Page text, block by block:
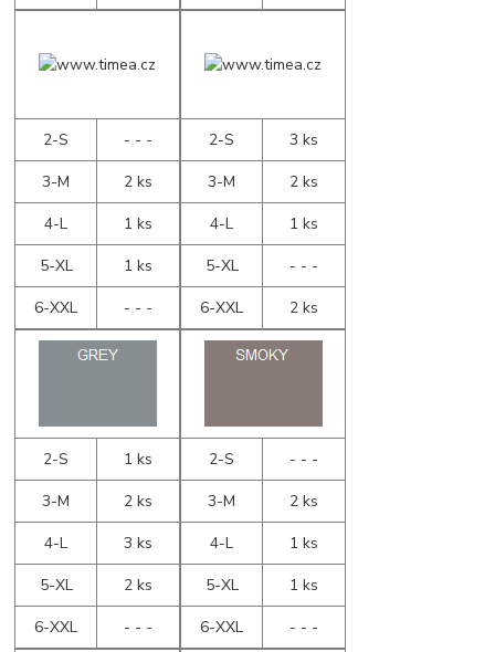
2-S
- - -
3-M
2 ks
4-L
1 ks
5-XL
1 ks
6-XXL
- - -
2-S
3 ks
3-M
2 ks
4-L
1 ks
5-XL
- - -
6-XXL
2 ks
2-S
1 ks
3-M
2 ks
4-L
3 ks
5-XL
2 ks
6-XXL
- - -
2-S
- - -
3-M
2 ks
4-L
1 ks
5-XL
1 ks
6-XXL
- - -